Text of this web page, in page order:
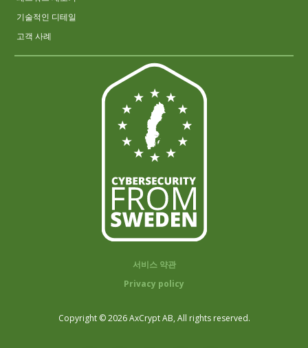
기술적인 디테일
고객 사례
서비스 약관
Privacy policy
Copyright © 2026 AxCrypt AB, All rights reserved.